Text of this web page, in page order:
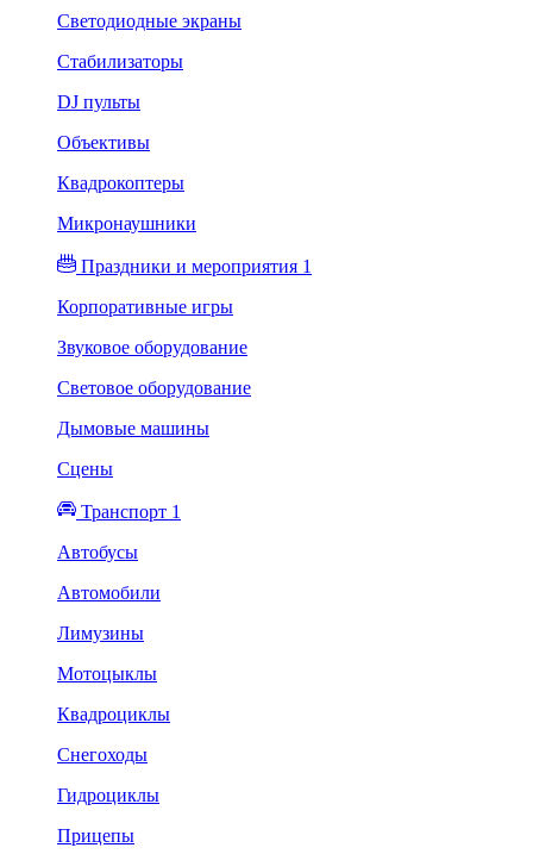
Светодиодные экраны
Стабилизаторы
DJ пульты
Объективы
Квадрокоптеры
Микронаушники
Праздники и мероприятия 1
Корпоративные игры
Звуковое оборудование
Световое оборудование
Дымовые машины
Сцены
Транспорт 1
Автобусы
Автомобили
Лимузины
Мотоцыклы
Квадроциклы
Снегоходы
Гидроциклы
Прицепы